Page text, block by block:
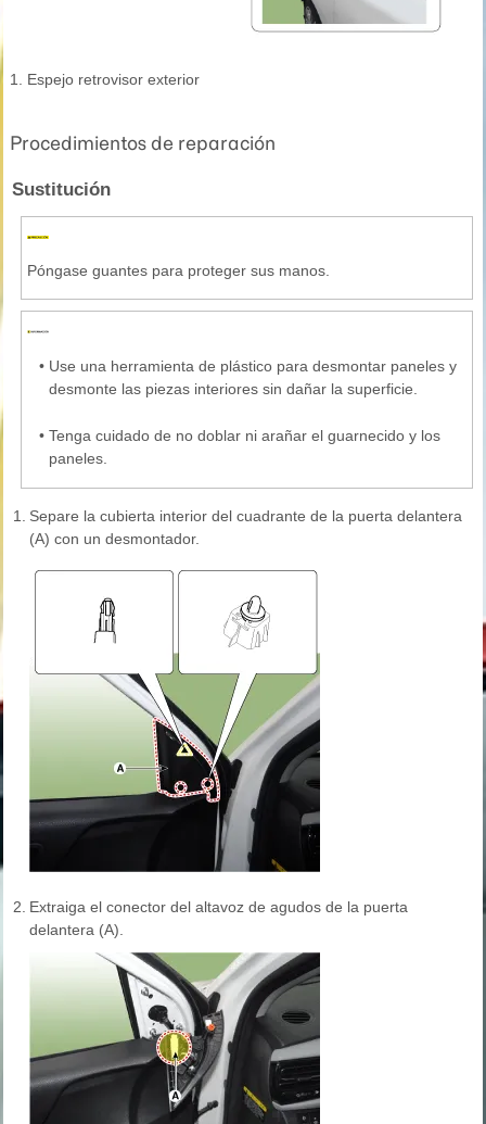
1. Espejo retrovisor exterior
Procedimientos de reparación
Sustitución
Póngase guantes para proteger sus manos.
• Use una herramienta de plástico para desmontar paneles y
desmonte las piezas interiores sin dañar la superficie.
• Tenga cuidado de no doblar ni arañar el guarnecido y los
paneles.
1.
Separe la cubierta interior del cuadrante de la puerta delantera
(A) con un desmontador.
2. Extraiga el conector del altavoz de agudos de la puerta
delantera (A).